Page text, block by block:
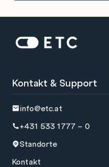
Startseite: ETC
Kontakt & Support
info@etc.at
+431 533 1777 – 0
Standorte
Kontakt